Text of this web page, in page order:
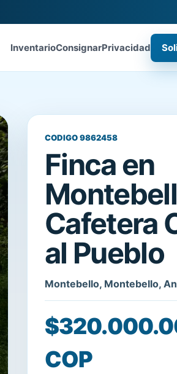
InventarioConsignarPrivacidad
CODIGO 9862458
Finca en
Cafetera
al Pueblo
Montebello, Montebello,
COP